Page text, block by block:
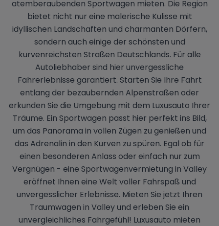
atemberaubenden Sportwagen mieten. Die Region
bietet nicht nur eine malerische Kulisse mit
idyllischen Landschaften und charmanten Dörfern,
sondern auch einige der schönsten und
kurvenreichsten Straßen Deutschlands. Für alle
Autoliebhaber sind hier unvergessliche
Fahrerlebnisse garantiert. Starten Sie Ihre Fahrt
entlang der bezaubernden Alpenstraßen oder
erkunden Sie die Umgebung mit dem Luxusauto Ihrer
Träume. Ein Sportwagen passt hier perfekt ins Bild,
um das Panorama in vollen Zügen zu genießen und
das Adrenalin in den Kurven zu spüren. Egal ob für
einen besonderen Anlass oder einfach nur zum
Vergnügen - eine Sportwagenvermietung in Valley
eröffnet Ihnen eine Welt voller Fahrspaß und
unvergesslicher Erlebnisse. Mieten Sie jetzt Ihren
Traumwagen in Valley und erleben Sie ein
unvergleichliches Fahrgefühl! Luxusauto mieten